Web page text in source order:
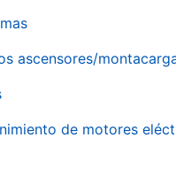
ascensores/
de motores